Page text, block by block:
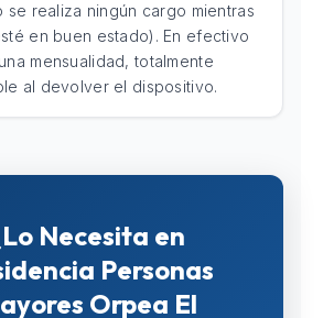
se realiza ningún cargo mientras
en buen estado). En efectivo
mensualidad, totalmente
al devolver el dispositivo.
Necesita en
Personas
Orpea El